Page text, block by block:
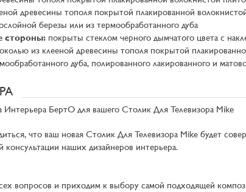
древесины тополя покрытой плакированной
березы или из термообработанного дуба
стороны: покрыты стеклом черного дымчатого цвета с
из клееной древесины тополя покрытой
дуба, полированного лакированного и
что ваш новая Столик Для Телевизора Mike будет
наших дизайнеров интерьера.
вопросов и приходим к выбору самой подходящей